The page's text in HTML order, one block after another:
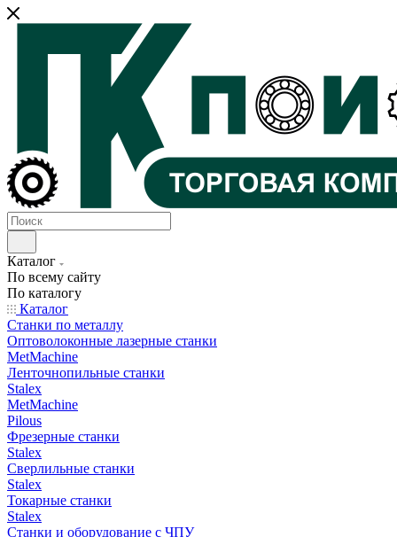
Каталог
По всему сайту
По каталогу
Каталог
Станки по металлу
Оптоволоконные лазерные станки
MetMachine
Ленточнопильные станки
Stalex
MetMachine
Pilous
Фрезерные станки
Stalex
Сверлильные станки
Stalex
Токарные станки
Stalex
Станки и оборудование с ЧПУ